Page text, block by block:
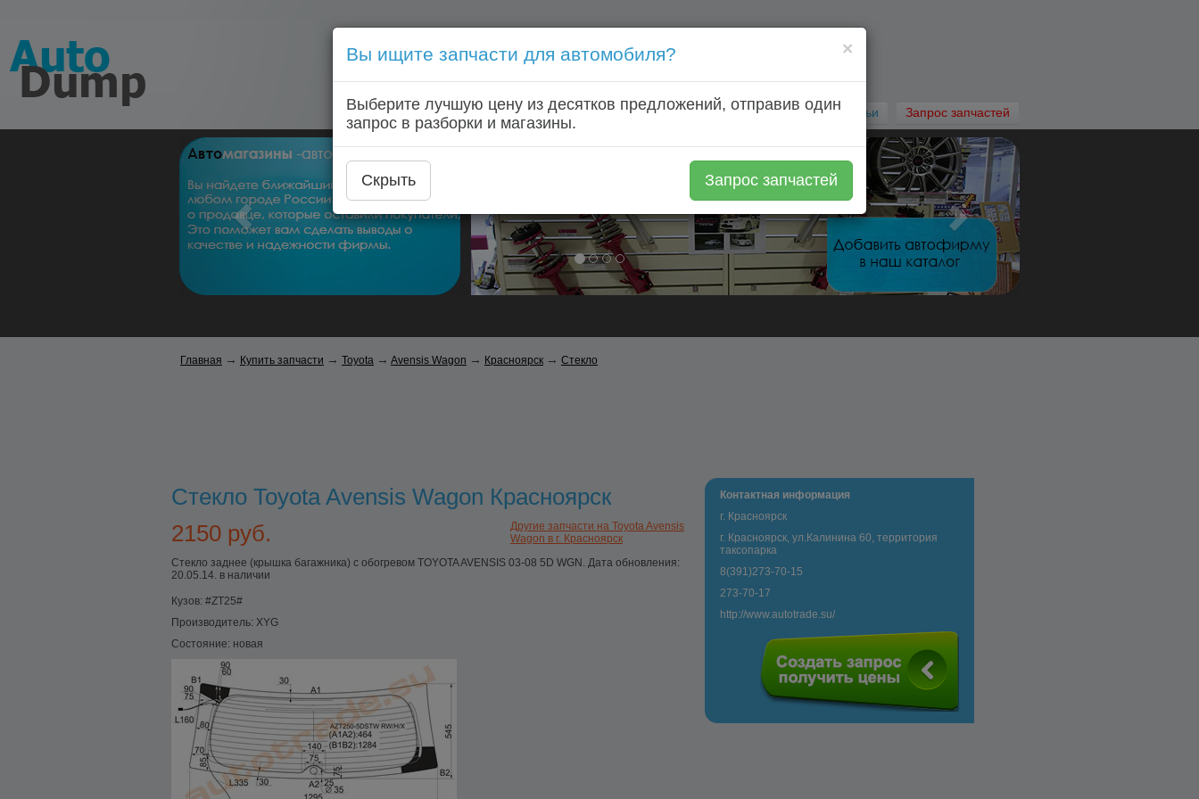
Голосовой запрос запчастей: +7 (920) 253 64 22
Главная Автозапчасти Автомагазины Авторазборки Автостатьи Запрос запчастей
Главная → Купить запчасти → Toyota → Avensis Wagon → Красноярск → Стекло
Стекло Toyota Avensis Wagon Красноярск
Другие запчасти на Toyota Avensis
Wagon в г. Красноярск
2150 руб.
Стекло заднее (крышка багажника) с обогревом TOYOTA AVENSIS 03-08 5D WGN. Дата обновления:
20.05.14. в наличии
Кузов: #ZT25#
Производитель: XYG
Состояние: новая
Контактная информация
г. Красноярск
г. Красноярск, ул.Калинина 60, территория
таксопарка
8(391)273-70-15
273-70-17
http://www.autotrade.su/
×
Вы ищите запчасти для автомобиля?
Выберите лучшую цену из десятков предложений, отправив один
запрос в разборки и магазины.
Скрыть Запрос запчастей